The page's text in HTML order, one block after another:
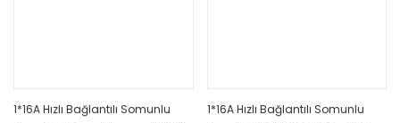
1*16A Hızlı Bağlantılı Somunlu
1*16A Hızlı Bağlantılı Somunlu